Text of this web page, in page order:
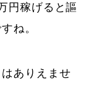
円稼げると謳
ね。
ありえませ